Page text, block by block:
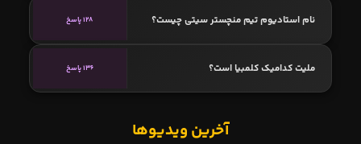
نام استادیوم تیم منچستر سیتی چیست؟ 128 پاسخ
ملیت کدامیک کلمبیا است؟ 136 پاسخ
آخرین ویدیوها